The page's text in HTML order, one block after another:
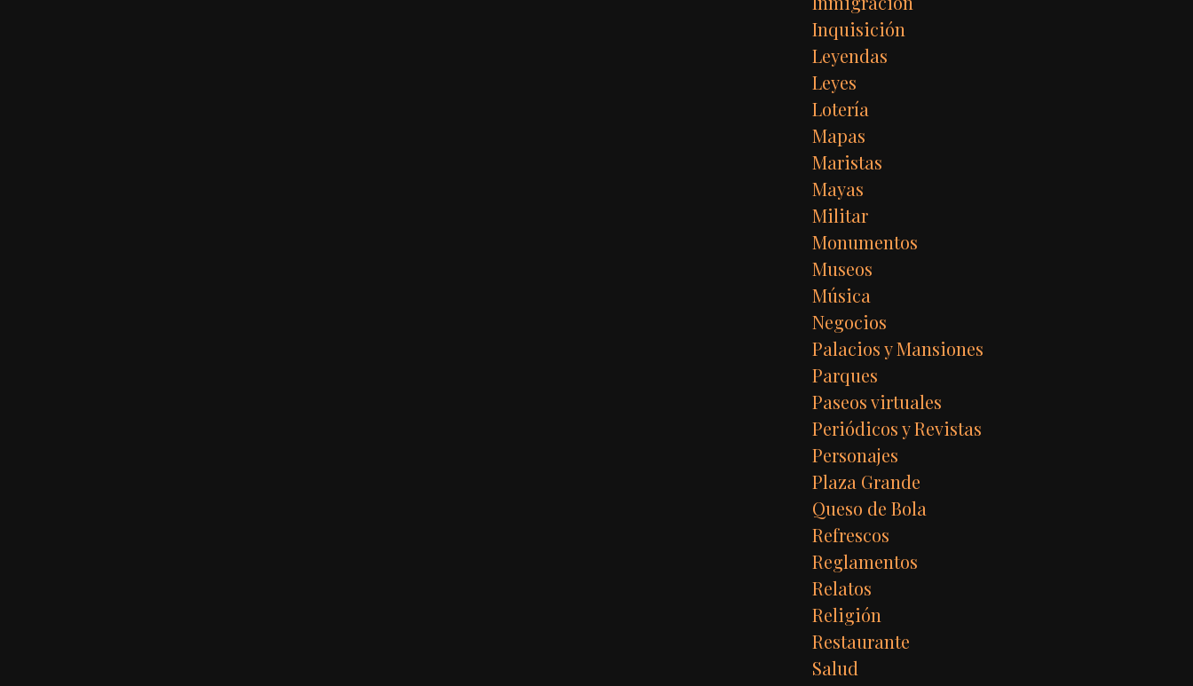
Inquisición
Leyendas
Leyes
Lotería
Mapas
Maristas
Mayas
Militar
Monumentos
Museos
Música
Negocios
Palacios y Mansiones
Parques
Paseos virtuales
Periódicos y Revistas
Personajes
Plaza Grande
Queso de Bola
Refrescos
Reglamentos
Relatos
Religión
Restaurante
Salud